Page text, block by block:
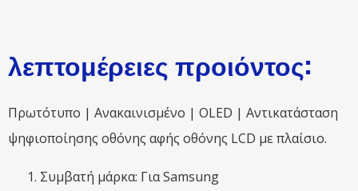
λεπτομέρειες προιόντος:
Πρωτότυπο | Ανακαινισμένο | OLED | Αντικατάσταση
ψηφιοποίησης οθόνης αφής οθόνης LCD με πλαίσιο.
Συμβατή μάρκα: Για Samsung